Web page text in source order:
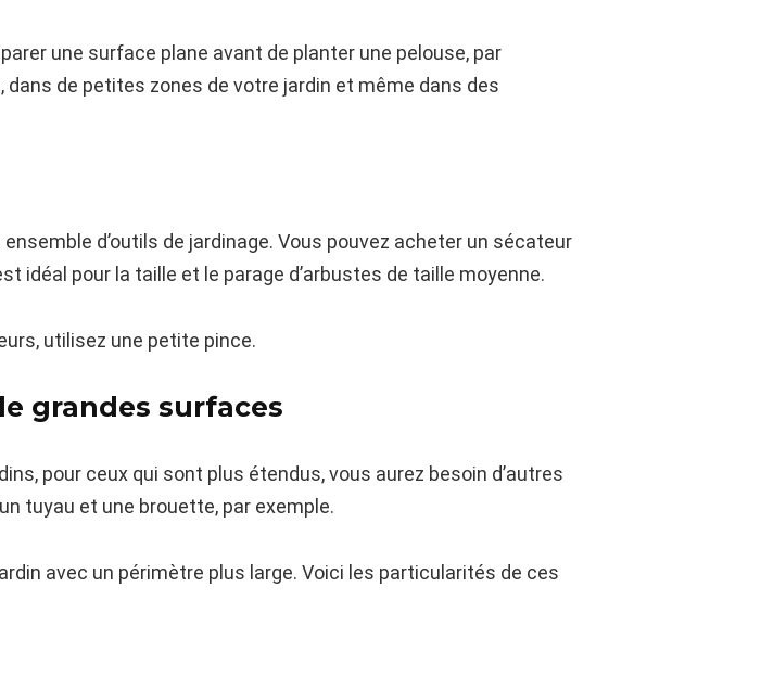
une surface plane avant de planter une pelouse, par
de petites zones de votre jardin et même dans des
d’outils de jardinage. Vous pouvez acheter un sécateur
idéal pour la taille et le parage d’arbustes de taille moyenne.
utilisez une petite pince.
grandes surfaces
pour ceux qui sont plus étendus, vous aurez besoin d’autres
tuyau et une brouette, par exemple.
avec un périmètre plus large. Voici les particularités de ces